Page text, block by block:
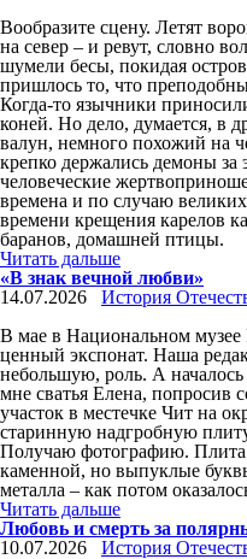
Вообразите сцену. Летят
на север – и ревут, словно
шумели бесы, покидая
пришлось то, что
Когда-то язычники
коней. Но дело, думается, в
валун, немного похожий на
крепко держались демоны за
человеческие
времена и по случаю
времени крещения карелов
баранов, домашней птицы.
Читать дальше
«В знак вечной любви»
14.07.2026
История
В мае в Национальном
ценный экспонат. Наша
небольшую, роль. А началось
мне сватья Елена, попросив
участок в местечке Чит на
старинную надгробную
Получаю фотографию.
каменной, но выпуклые
металла – как потом
Читать дальше
Любовь и смерть за
10.07.2026
История